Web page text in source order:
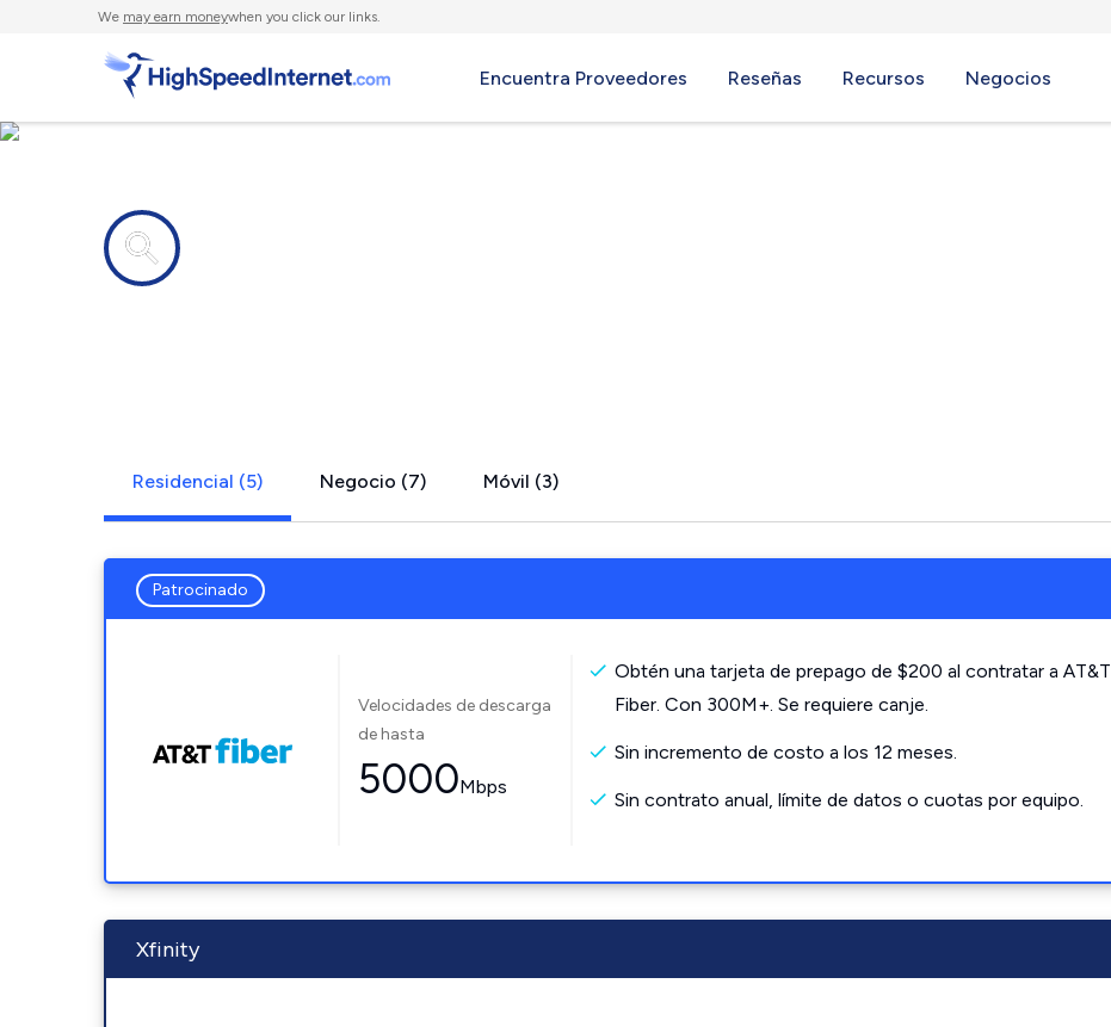
We may earn moneywhen you click our links.
Encuentra Proveedores Reseñas Recursos Negocios
Residencial (5) Negocio (7) Móvil (3)
Patrocinado
Velocidades de descarga
de hasta
5000Mbps
Obtén una tarjeta de prepago de $200 al contratar a AT&T
Fiber. Con 300M+. Se requiere canje.
Sin incremento de costo a los 12 meses.
Sin contrato anual, límite de datos o cuotas por equipo.
Xfinity